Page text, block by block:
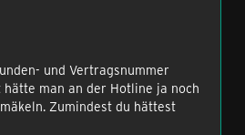
und Vertragsnummer
man an der Hotline ja noch
Zumindest du hättest